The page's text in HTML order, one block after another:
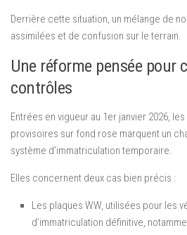
Derrière cette situation, un mélange de
assimilées et de confusion sur le terrain.
Une réforme pensée pour
contrôles
Entrées en vigueur au 1er janvier 2026,
provisoires sur fond rose marquent un
système d’immatriculation temporaire.
Elles concernent deux cas bien précis :
Les plaques WW, utilisées pour les
d’immatriculation définitive,